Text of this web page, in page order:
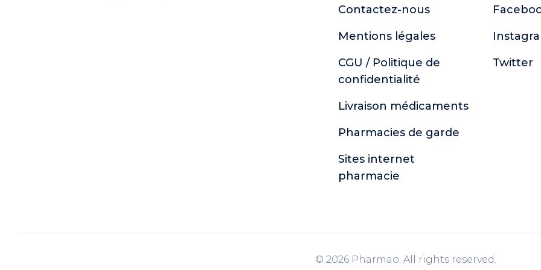
Contactez-nous
Mentions légales
CGU / Politique de
confidentialité
Livraison médicaments
Pharmacies de garde
Sites internet
pharmacie
Twitter
© 2026 Pharmao. All rights reserved.